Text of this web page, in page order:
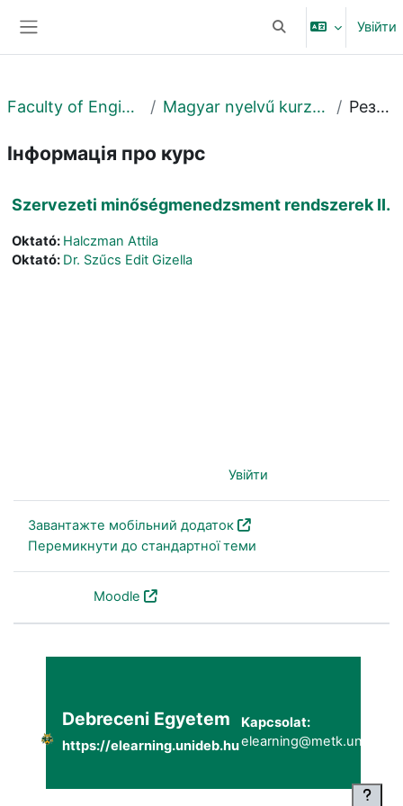
ПереключитиУвійти
Faculty of Engineering Magyar nyelvű kurzusok MK Резюме
Інформація про курс
Szervezeti minőségmenedzsment rendszerek II.
Oktató: Halczman Attila
Oktató: Dr. Szűcs Edit Gizella
Увійти
Завантажте мобільний додаток
Перемикнути до стандартної теми
Moodle
Debreceni Egyetem
https://elearning.unideb.hu
Kapcsolat: